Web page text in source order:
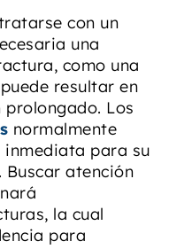
con un
una
como una
resultar en
Los
normalmente
inmediata para su
atención
la cual
para